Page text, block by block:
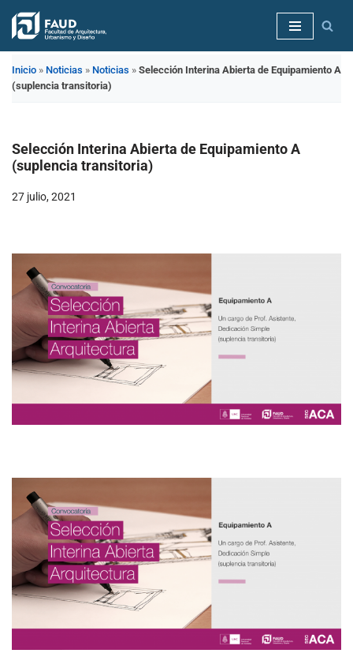
Saltar
contenido
Inicio » Noticias » Noticias » Selección Interina Abierta de Equipamiento A
(suplencia transitoria)
Selección Interina Abierta de Equipamiento A
(suplencia transitoria)
27 julio, 2021